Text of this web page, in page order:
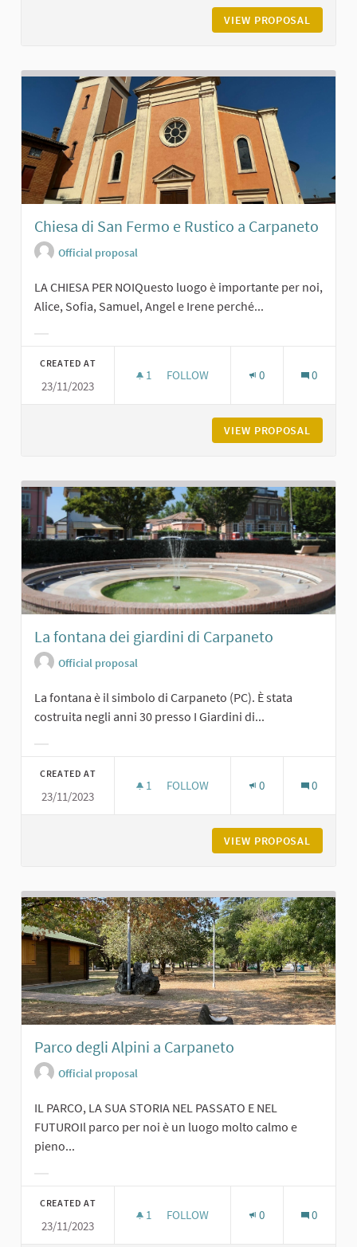
VIEW PROPOSAL
Chiesa di San Fermo e Rustico a Carpaneto
Official proposal
LA CHIESA PER NOIQuesto luogo è importante per noi,
Alice, Sofia, Samuel, Angel e Irene perché...
CREATED AT
23/11/2023
1 1 FOLLOWER
FOLLOW 0 0
VIEW PROPOSAL
La fontana dei giardini di Carpaneto
Official proposal
La fontana è il simbolo di Carpaneto (PC). È stata
costruita negli anni 30 presso I Giardini di...
CREATED AT
23/11/2023
1 1 FOLLOWER
FOLLOW 0 0
VIEW PROPOSAL
Parco degli Alpini a Carpaneto
Official proposal
IL PARCO, LA SUA STORIA NEL PASSATO E NEL
FUTUROIl parco per noi è un luogo molto calmo e
pieno...
CREATED AT
23/11/2023
1 1 FOLLOWER
FOLLOW 0 0